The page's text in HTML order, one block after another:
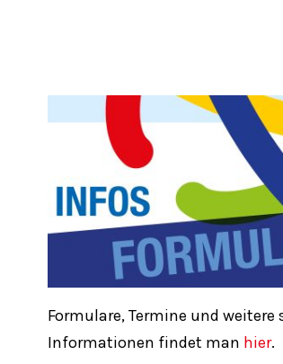
Formulare, Termine und weitere
Informationen findet man hier.